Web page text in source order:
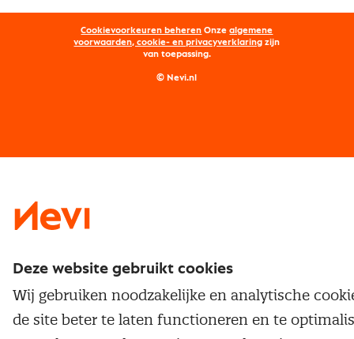
Word lid van Nevi
Nevi PMI®
Onderhandelen
Opleidingen
Maatwerk
Nevi 1
Cookievoorkeuren beheren Onzealgemene
voorwaarden, cookie- en privacyverklaring zijn
van toepassing.
© Nevi.nl
Deze website gebruikt cookies
Wij gebruiken noodzakelijke en analytische
de site beter te laten functioneren en te